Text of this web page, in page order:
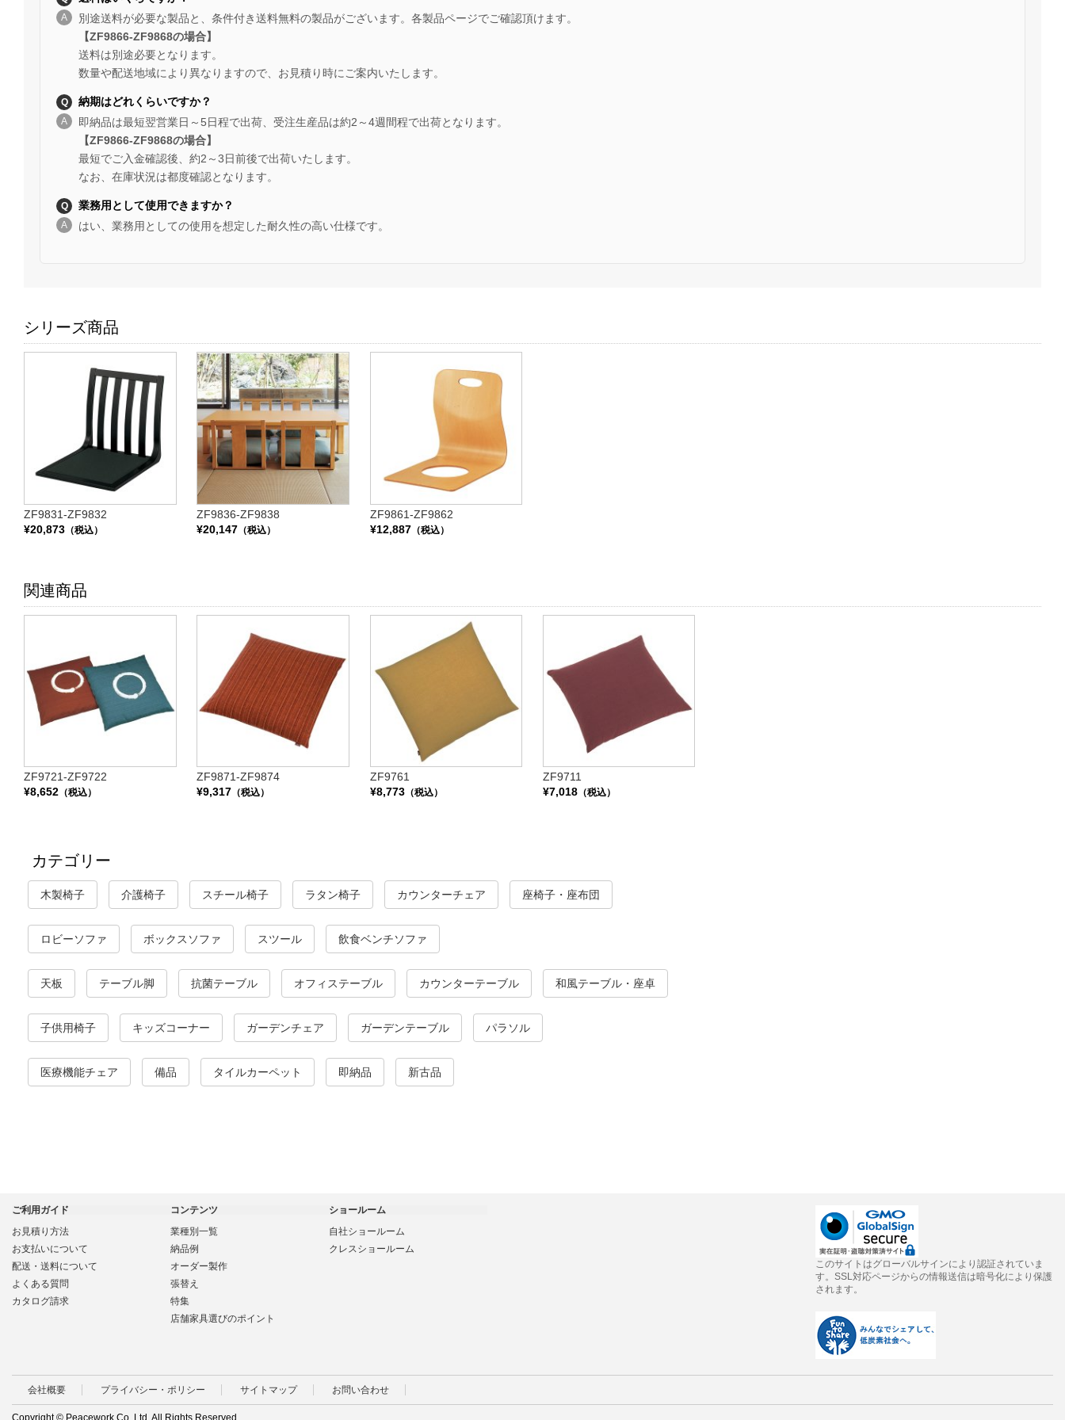
別途送料が必要な製品と、条件付き送料無料の製品がございます。各製品ページでご確認頂けます。
【ZF9866-ZF9868の場合】
送料は別途必要となります。
数量や配送地域により異なりますので、お見積り時にご案内いたします。
納期はどれくらいですか？
即納品は最短翌営業日～5日程で出荷、受注生産品は約2～4週間程で出荷となります。
【ZF9866-ZF9868の場合】
最短でご入金確認後、約2～3日前後で出荷いたします。
なお、在庫状況は都度確認となります。
業務用として使用できますか？
はい、業務用としての使用を想定した耐久性の高い仕様です。
シリーズ商品
ZF9831-ZF9832
¥20,873 （税込）
ZF9836-ZF9838
¥20,147 （税込）
ZF9861-ZF9862
¥12,887（税込）
関連商品
ZF9721-ZF9722
¥8,652 （税込）
ZF9871-ZF9874
¥9,317 （税込）
ZF9761
¥8,773（税込）
ZF9711
¥7,018（税込）
カテゴリー
木製椅子 介護椅子 スチール椅子 ラタン椅子 カウンターチェア 座椅子・座布団
ロビーソファ ボックスソファ スツール 飲食ベンチソファ
天板 テーブル脚 抗菌テーブル オフィステーブル カウンターテーブル 和風テーブル・座卓
子供用椅子 キッズコーナー ガーデンチェア ガーデンテーブル パラソル
医療機能チェア 備品 タイルカーペット 即納品 新古品
ご利用ガイド
お見積り方法
お支払いについて
配送・送料について
よくある質問
カタログ請求
コンテンツ
業種別一覧
納品例
オーダー製作
張替え
特集
店舗家具選びのポイント
ショールーム
自社ショールーム
クレスショールーム
このサイトはグローバルサインにより認証されていま
す。SSL対応ページからの情報送信は暗号化により保護
されます。
会社概要 プライバシー・ポリシー サイトマップ お問い合わせ
Copyright © Peacework Co.,Ltd. All Rights Reserved.